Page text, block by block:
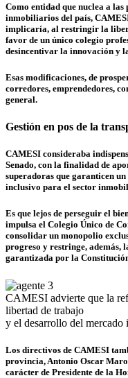
Como entidad que nuclea a
inmobiliarios del país,
implicaría, al restringir la
favor de un único colegio
desincentivar la innovación y
Esas modificaciones, de
corredores, emprendedores,
general.
Gestión en pos de la
CAMESI consideraba
Senado, con la finalidad de
superadoras que garanticen
inclusivo para el sector
Es que lejos de perseguir el
impulsa el Colegio Único de
consolidar un monopolio
progreso y restringe, además,
garantizada por la
CAMESI advierte que la
libertad de trabajo
y el desarrollo del mercado
Los directivos de CAMESI
provincia, Antonio Oscar
carácter de Presidente de la